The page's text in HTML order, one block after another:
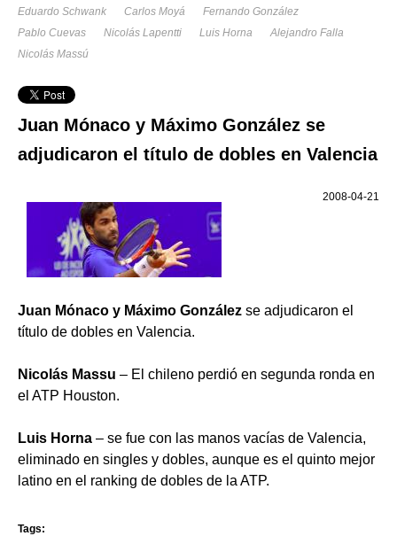
Eduardo Schwank
Carlos Moyá
Fernando González
Pablo Cuevas
Nicolás Lapentti Luis Horna
Alejandro Falla
Nicolás Massú
Juan Mónaco y Máximo González se
adjudicaron el título de dobles en Valencia
2008-04-21
Juan Mónaco y Máximo González se adjudicaron el
título de dobles en Valencia.
Nicolás Massu – El chileno perdió en segunda ronda en
el ATP Houston.
Luis Horna – se fue con las manos vacías de Valencia,
eliminado en singles y dobles, aunque es el quinto mejor
latino en el ranking de dobles de la ATP.
Tags: